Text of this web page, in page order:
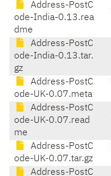
Address-PostC
ode-India-0.13.rea
dme
Address-PostC
ode-India-0.13.tar.
gz
Address-PostC
ode-UK-0.07.meta
Address-PostC
ode-UK-0.07.read
me
Address-PostC
ode-UK-0.07.tar.gz
Address-PostC